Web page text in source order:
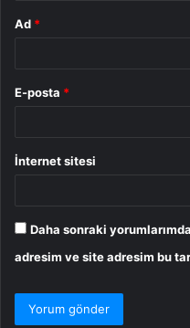
Ad *
E-posta *
İnternet sitesi
Daha sonraki
adresim ve site adresim bu